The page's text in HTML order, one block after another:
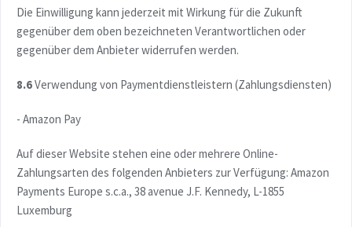
Die Einwilligung kann jederzeit mit Wirkung für die Zukunft
gegenüber dem oben bezeichneten Verantwortlichen oder
gegenüber dem Anbieter widerrufen werden.
8.6Verwendung von Paymentdienstleistern (Zahlungsdiensten)
- Amazon Pay
Auf dieser Website stehen eine oder mehrere Online-
Zahlungsarten des folgenden Anbieters zur Verfügung: Amazon
Payments Europe s.c.a., 38 avenue J.F. Kennedy, L-1855
Luxemburg